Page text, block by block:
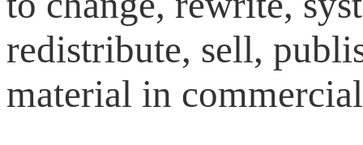
redistribute, sell,
material in